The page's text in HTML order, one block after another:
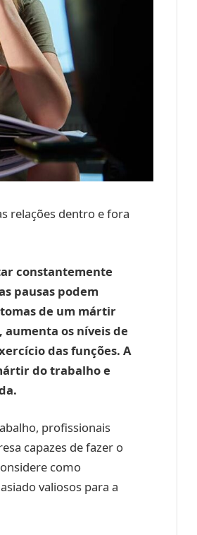
relações dentro e fora
constantemente
pausas podem
de um mártir
os níveis de
das funções. A
do trabalho e
profissionais
capazes de fazer o
como
valiosos para a